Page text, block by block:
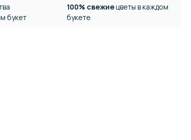
букет
100% свежиецветы в каждом
букете